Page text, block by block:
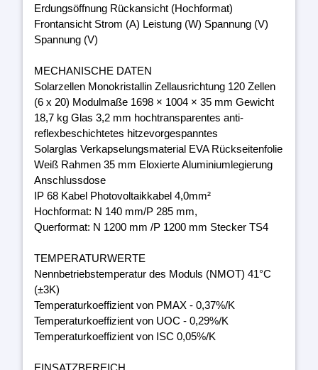
Erdungsöffnung Rückansicht (Hochformat)
Frontansicht Strom (A) Leistung (W) Spannung (V)
Spannung (V)
MECHANISCHE DATEN
Solarzellen Monokristallin Zellausrichtung 120 Zellen
(6 x 20) Modulmaße 1698 × 1004 × 35 mm Gewicht
18,7 kg Glas 3,2 mm hochtransparentes anti-
reflexbeschichtetes hitzevorgespanntes
Solarglas Verkapselungsmaterial EVA Rückseitenfolie
Weiß Rahmen 35 mm Eloxierte Aluminiumlegierung
Anschlussdose
IP 68 Kabel Photovoltaikkabel 4,0mm²
Hochformat: N 140 mm/P 285 mm,
Querformat: N 1200 mm /P 1200 mm Stecker TS4
TEMPERATURWERTE
Nennbetriebstemperatur des Moduls (NMOT) 41°C
(±3K)
Temperaturkoeffizient von PMAX - 0,37%/K
Temperaturkoeffizient von UOC - 0,29%/K
Temperaturkoeffizient von ISC 0,05%/K
EINSATZBEREICH